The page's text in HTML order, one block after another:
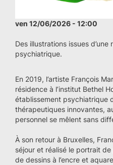
ven 12/06/2026 - 12:00
Des illustrations issues
psychiatrique.
En 2019, l’artiste François
résidence à l’institut Bethel
établissement psychiatrique
thérapeutiques innovantes,
personnel se mêlent sans
À son retour à Bruxelles,
séjour et réalisé le portrait de
de dessins à l’encre et